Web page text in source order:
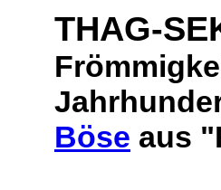
THAG-
Böse aus